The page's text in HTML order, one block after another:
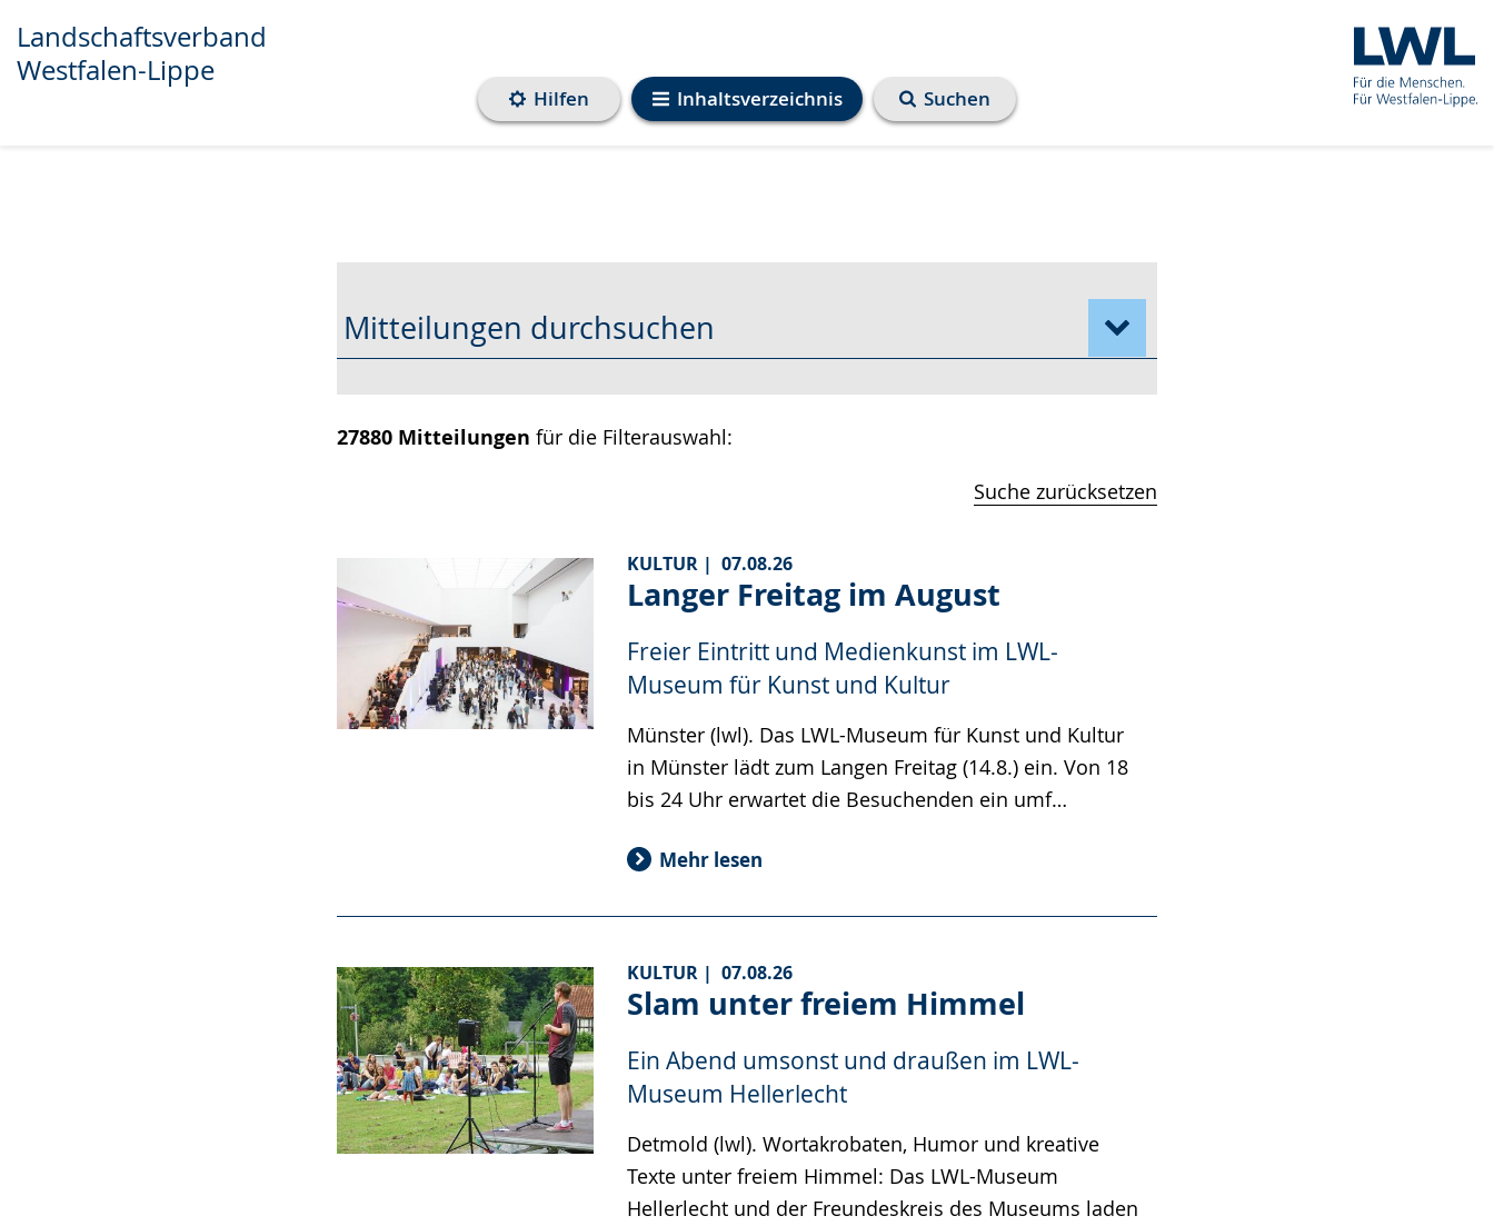
Landschaftsverband
Westfalen-Lippe
Inhaltsverzeichnis
Hilfen Suchen
Mitteilungen durchsuchen
27880 Mitteilungen für die Filterauswahl:
Suche zurücksetzen
KULTUR | 07.08.26
Langer Freitag im August
Freier Eintritt und Medienkunst im LWL-
Museum für Kunst und Kultur
Münster (lwl). Das LWL-Museum für Kunst und Kultur
in Münster lädt zum Langen Freitag (14.8.) ein. Von 18
bis 24 Uhr erwartet die Besuchenden ein umf…
Mehr lesen
KULTUR | 07.08.26
Slam unter freiem Himmel
Ein Abend umsonst und draußen im LWL-
Museum Hellerlecht
Detmold (lwl). Wortakrobaten, Humor und kreative
Texte unter freiem Himmel: Das LWL-Museum
Hellerlecht und der Freundeskreis des Museums laden